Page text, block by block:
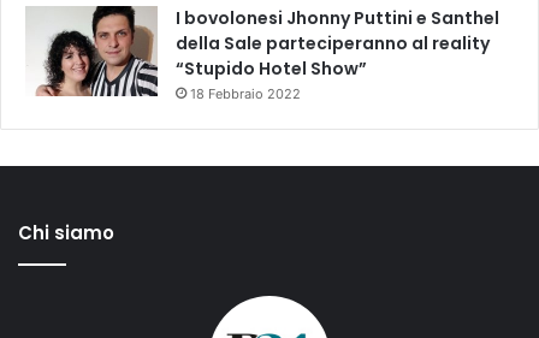
I bovolonesi Jhonny Puttini e Santhel
della Sale parteciperanno al reality
“Stupido Hotel Show”
18 Febbraio 2022
Chi siamo